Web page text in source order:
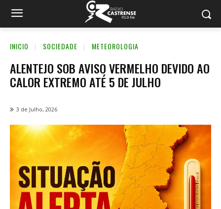
INICIO SOCIEDADE METEOROLOGIA
ALENTEJO SOB AVISO VERMELHO DEVIDO AO
CALOR EXTREMO ATÉ 5 DE JULHO
3 de Julho, 2026